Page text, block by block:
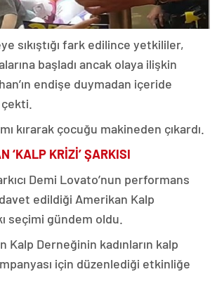
sıkıştığı fark edilince yetkililer,
başladı ancak olaya ilişkin
endişe duymadan içeride
kırarak çocuğu makineden çıkardı.
‘KALP KRİZİ’ ŞARKISI
Demi Lovato’nun performans
edildiği Amerikan Kalp
seçimi gündem oldu.
Kalp Derneğinin kadınların kalp
için düzenlediği etkinliğe